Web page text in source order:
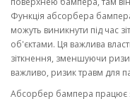
Функція абсорбера бампера
можуть виникнути під час
об'єктами. Ця важлива
зіткнення, зменшуючи
важливо, ризик травм для
Абсорбер бампера працює